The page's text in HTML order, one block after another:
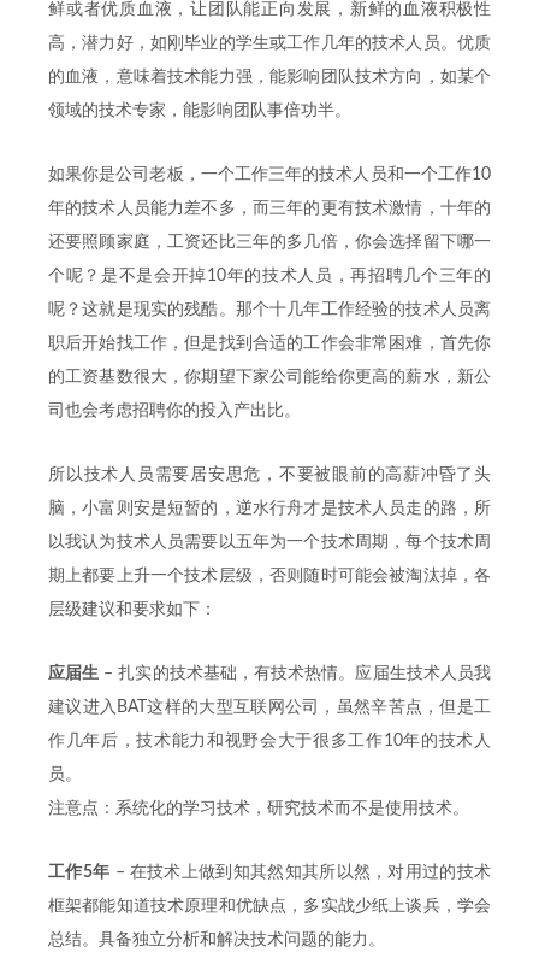
鲜或者优质血液，让团队能正向发展，新鲜的血液积极性
高，潜力好，如刚毕业的学生或工作几年的技术人员。优质
的血液，意味着技术能力强，能影响团队技术方向，如某个
领域的技术专家，能影响团队事倍功半。
如果你是公司老板，一个工作三年的技术人员和一个工作10
年的技术人员能力差不多，而三年的更有技术激情，十年的
还要照顾家庭，工资还比三年的多几倍，你会选择留下哪一
个呢？是不是会开掉10年的技术人员，再招聘几个三年的
呢？这就是现实的残酷。那个十几年工作经验的技术人员离
职后开始找工作，但是找到合适的工作会非常困难，首先你
的工资基数很大，你期望下家公司能给你更高的薪水，新公
司也会考虑招聘你的投入产出比。
所以技术人员需要居安思危，不要被眼前的高薪冲昏了头
脑，小富则安是短暂的，逆水行舟才是技术人员走的路，所
以我认为技术人员需要以五年为一个技术周期，每个技术周
期上都要上升一个技术层级，否则随时可能会被淘汰掉，各
层级建议和要求如下：
应届生 – 扎实的技术基础，有技术热情。应届生技术人员我
建议进入BAT这样的大型互联网公司，虽然辛苦点，但是工
作几年后，技术能力和视野会大于很多工作10年的技术人
员。
注意点：系统化的学习技术，研究技术而不是使用技术。
工作5年 – 在技术上做到知其然知其所以然，对用过的技术
框架都能知道技术原理和优缺点，多实战少纸上谈兵，学会
总结。具备独立分析和解决技术问题的能力。